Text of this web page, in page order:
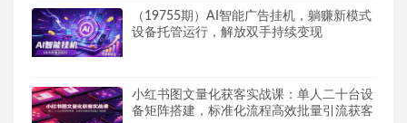
（19755期）AI智能广告挂机，躺赚新模式
设备托管运行，解放双手持续变现
小红书图文量化获客实战课：单人二十台设
备矩阵搭建，标准化流程高效批量引流获客